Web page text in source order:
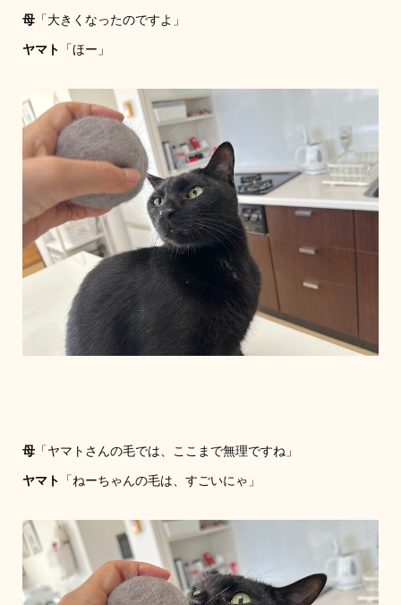
母「大きくなったのですよ」
ヤマト 「ほー」
母「ヤマトさんの毛では、ここまで無理ですね」
ヤマト 「ねーちゃんの毛は、すごいにゃ」